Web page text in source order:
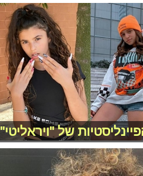
של "ויראליטי"